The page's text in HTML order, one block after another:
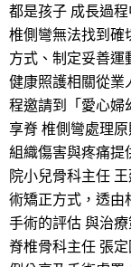
都是孩子 成長過
椎側彎無法找到確
方式、制定妥善
健康照護相關從業
程邀請到「愛心婦
享脊 椎側彎處理
組織傷害與疼痛提
院小兒骨科主任
術矯正方式，透由
手術的評估 與治
脊椎骨科主任 張